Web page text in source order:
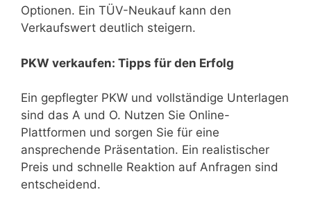
Optionen. Ein TÜV-Neukauf kann den
Verkaufswert deutlich steigern.
PKW verkaufen: Tipps für den Erfolg
Ein gepflegter PKW und vollständige Unterlagen
sind das A und O. Nutzen Sie Online-
Plattformen und sorgen Sie für eine
ansprechende Präsentation. Ein realistischer
Preis und schnelle Reaktion auf Anfragen sind
entscheidend.